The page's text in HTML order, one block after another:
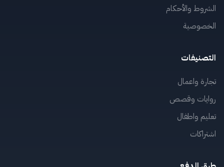
الشروط والأحكام
الخصوصية
التصنيفات
تجارة واعمال
روايات وقصص
تعليم واطفال
اشتراكات